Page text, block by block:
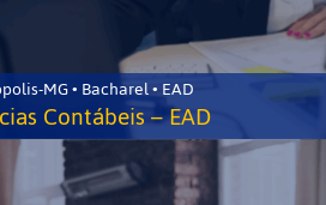
MG • Bacharel • EAD
Contábeis – EAD